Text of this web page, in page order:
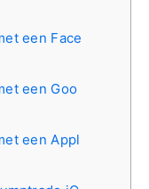
een Face
een Goo
een Appl